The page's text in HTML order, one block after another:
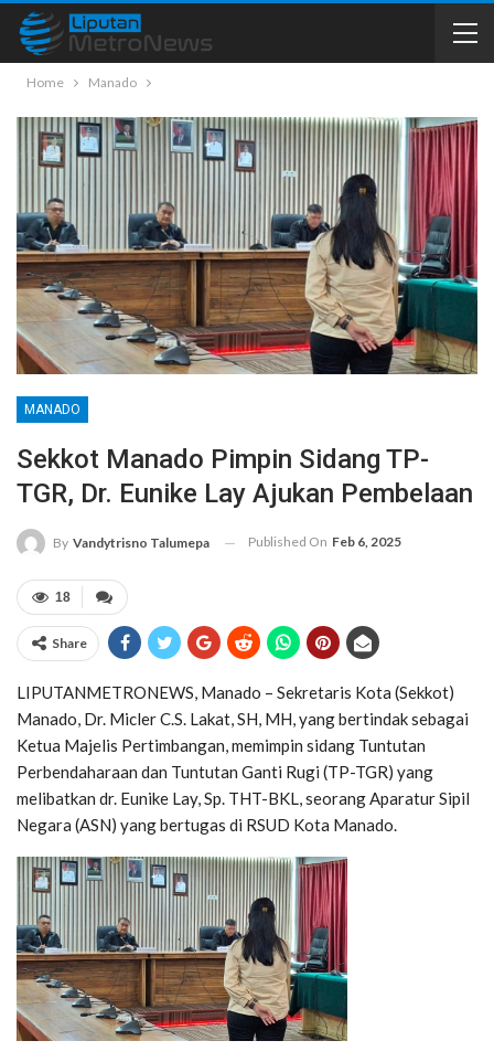
Home Manado
MANADO
Sekkot Manado Pimpin Sidang TP-
TGR, Dr. Eunike Lay Ajukan Pembelaan
By Vandytrisno Talumepa Published On Feb 6, 2025
18
Share
LIPUTANMETRONEWS, Manado – Sekretaris Kota (Sekkot)
Manado, Dr. Micler C.S. Lakat, SH, MH, yang bertindak sebagai
Ketua Majelis Pertimbangan, memimpin sidang Tuntutan
Perbendaharaan dan Tuntutan Ganti Rugi (TP-TGR) yang
melibatkan dr. Eunike Lay, Sp. THT-BKL, seorang Aparatur Sipil
Negara (ASN) yang bertugas di RSUD Kota Manado.